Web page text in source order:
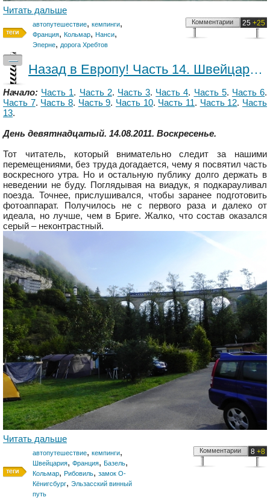
Читать дальше
автопутешествие, кемпинги,
Франция, Кольмар, Нанси,
Эперне, дорога Хребтов
25 +25
Комментарии
—
Назад в Европу! Часть 14. Швейцария - Германия - Франция.
Начало: Часть 1. Часть 2. Часть 3. Часть 4. Часть 5. Часть 6.
Часть 7. Часть 8. Часть 9. Часть 10. Часть 11. Часть 12. Часть
13.
День девятнадцатый. 14.08.2011. Воскресенье.
Тот читатель, который внимательно следит за нашими
перемещениями, без труда догадается, чему я посвятил часть
воскресного утра. Но и остальную публику долго держать в
неведении не буду. Поглядывая на виадук, я подкарауливал
поезда. Точнее, прислушивался, чтобы заранее подготовить
фотоаппарат. Получилось не с первого раза и далеко от
идеала, но лучше, чем в Бриге. Жалко, что состав оказался
серый – неконтрастный.
Читать дальше
автопутешествие, кемпинги,
Швейцария, Франция, Базель,
Кольмар, Рибовиль, замок О-
Кёнигсбург, Эльзасский винный
путь
8 +8
Комментарии